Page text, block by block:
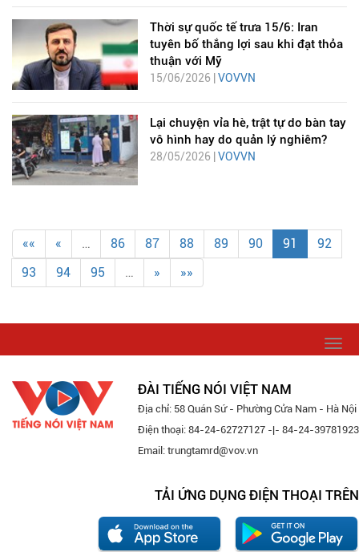
Thời sự quốc tế trưa 15/6: Iran
tuyên bố thắng lợi sau khi đạt thỏa
thuận với Mỹ
15/06/2026 | VOVVN
Lại chuyện vỉa hè, trật tự do bàn tay
vô hình hay do quản lý nghiêm?
28/05/2026 | VOVVN
«« « … 86 87 88 89 90 91
92
93
94 95 … » »»
ĐÀI TIẾNG NÓI VIỆT NAM
Địa chỉ: 58 Quán Sứ - Phường Cửa Nam - Hà Nội
Điện thoại: 84-24-62727127 -|- 84-24-39781923
Email: trungtamrd@vov.vn
TẢI ỨNG DỤNG ĐIỆN THOẠI TRÊN